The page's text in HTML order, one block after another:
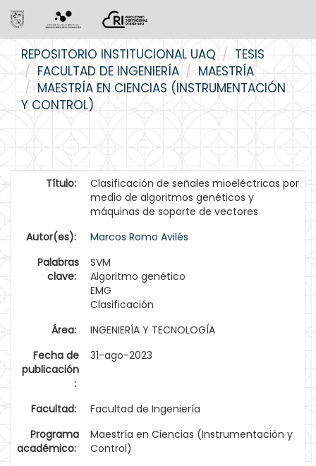
navigation
REPOSITORIO INSTITUCIONAL UAQ
TESIS
FACULTAD DE INGENIERÍA
MAESTRÍA
MAESTRÍA EN CIENCIAS (INSTRUMENTACIÓN
Y CONTROL)
Título:
Clasificación de señales mioeléctricas por
medio de algoritmos genéticos y
máquinas de soporte de vectores
Autor(es):
Marcos Romo Avilés
Palabras
clave:
SVM
Algoritmo genético
EMG
Clasificación
Área:
INGENIERÍA Y TECNOLOGÍA
Fecha de
publicación
:
31-ago-2023
Facultad:
Facultad de Ingeniería
Programa
académico:
Maestría en Ciencias (Instrumentación y
Control)